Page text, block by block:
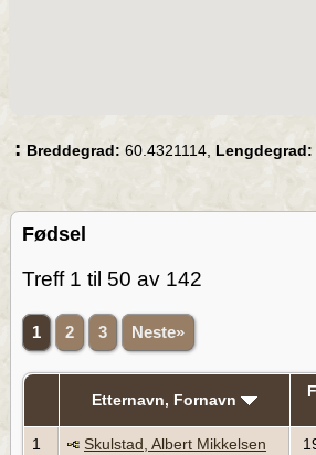
: Breddegrad: 60.4321114, Lengdegrad:
Fødsel
Treff 1 til 50 av 142
1 2 3 Neste»
Etternavn, Fornavn
1 Skulstad, Albert Mikkelsen